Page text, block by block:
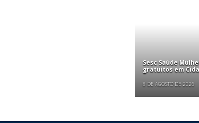
Sesc Saúde
gratuitos em
8 DE AGOSTO DE 2026